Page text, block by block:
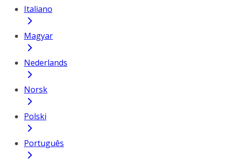
Italiano
Magyar
Nederlands
Norsk
Polski
Português